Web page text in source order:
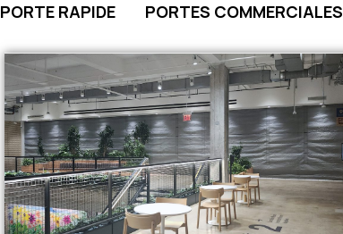
PORTE RAPIDE PORTES COMMERCIALES